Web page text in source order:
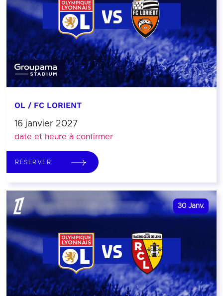
OL / FC LORIENT
16 janvier 2027
date et heure à confirmer
RÉSERVER
30 Janv.